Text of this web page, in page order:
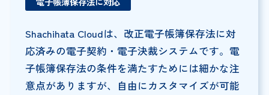
Shachihata Cloudは、改正電子帳簿保存法に対
応済みの電子契約・電子決裁システムです。電
子帳簿保存法の条件を満たすためには細かな注
意点がありますが、自由にカスタマイズが可能